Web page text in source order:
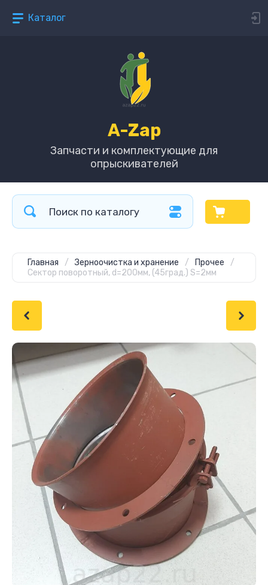
Каталог
A-Zap
Запчасти и комплектующие для
опрыскивателей
Главная / Зерноочистка и хранение / Прочее
/
Сектор поворотный, d=200мм, (45град.) S=2мм